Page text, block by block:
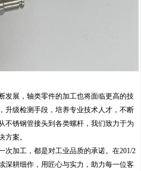
发展，轴类零件的加工也将面临更高的技
升级检测手段，培养专业技术人才，不断
不锈钢管接头到各类螺杆，我们致力于为
方案。
次加工，都是对工业品质的承诺。在201/2
深耕细作，用匠心与实力，助力每一位客